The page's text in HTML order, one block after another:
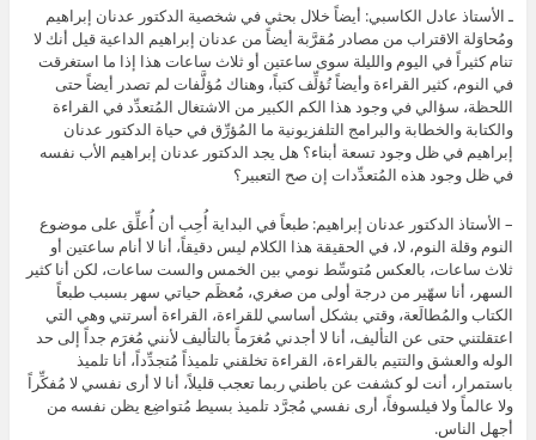
ـ الأستاذ عادل الكاسبي: أيضاً خلال بحثي في شخصية الدكتور عدنان إبراهيم
ومُحاوَلة الاقتراب من مصادر مُقرَّبة أيضاً من عدنان إبراهيم الداعية قيل أنك لا
تنام كثيراً في اليوم والليلة سوى ساعتين أو ثلاث ساعات هذا إذا ما استغرقت
في النوم، كثير القراءة وأيضاً تُؤلِّف كتباً، وهناك مُؤلَّفات لم تصدر أيضاً حتى
اللحظة، سؤالي في وجود هذا الكم الكبير من الاشتغال المُتعدِّد في القراءة
والكتابة والخطابة والبرامج التلفزيونية ما المُؤرِّق في حياة الدكتور عدنان
إبراهيم في ظل وجود تسعة أبناء؟ هل يجد الدكتور عدنان إبراهيم الأب نفسه
في ظل وجود هذه المُتعدِّدات إن صح التعبير؟
– الأستاذ الدكتور عدنان إبراهيم: طبعاً في البداية أُحِب أن أُعلِّق على موضوع
النوم وقلة النوم، لا، في الحقيقة هذا الكلام ليس دقيقاً، أنا لا أنام ساعتين أو
ثلاث ساعات، بالعكس مُتوسِّط نومي بين الخمس والست ساعات، لكن أنا كثير
السهر، أنا سهّير من درجة أولى من صغري، مُعظَم حياتي سهر بسبب طبعاً
الكتاب والمُطالَعة، وقتي بشكل أساسي للقراءة، القراءة أسرتني وهي التي
اعتقلتني حتى عن التأليف، أنا لا أجدني مُغرَماً بالتأليف لأنني مُغرَم جداً إلى حد
الوله والعشق والتتيم بالقراءة، القراءة تخلقني تلميذاً مُتجدِّداً، أنا تلميذ
باستمرار، أنت لو كشفت عن باطني ربما تعجب قليلاً، أنا لا أرى نفسي لا مُفكِّراً
ولا عالماً ولا فيلسوفاً، أرى نفسي مُجرَّد تلميذ بسيط مُتواضِع يظن نفسه من
أجهل الناس.